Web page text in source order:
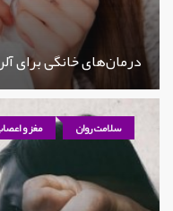
درمان‌های خانگی برای
سلامت روان مغز و